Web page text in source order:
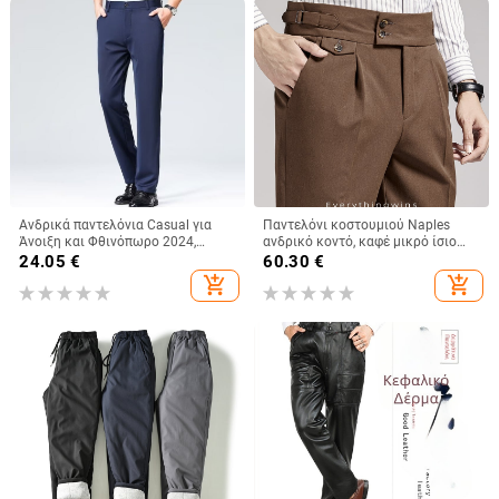
Ανδρικά παντελόνια Casual για
Άνοιξη και Φθινόπωρο 2024,
Χοντρά, Χαλαρά, σε ίσια γραμμή,
πολυχρηστικά, χωρίς σίδερο
24.05 €
add_shopping_cart
Παντελόνι κοστουμιού Naples
ανδρικό κοντό, καφέ μικρό ίσιο
παντελόνι με ντραπέ,
επαγγελματικό, casual, ψηλόμεσο,
ανδρικό, στενής εφαρμογής
60.30 €
add_shopping_cart